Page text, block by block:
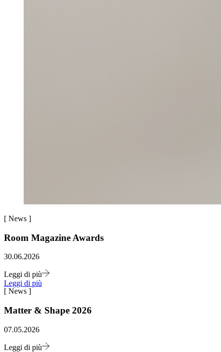
[ News ]
Room Magazine Awards
30.06.2026
Leggi di più
Leggi di più
[ News ]
Matter & Shape 2026
07.05.2026
Leggi di più